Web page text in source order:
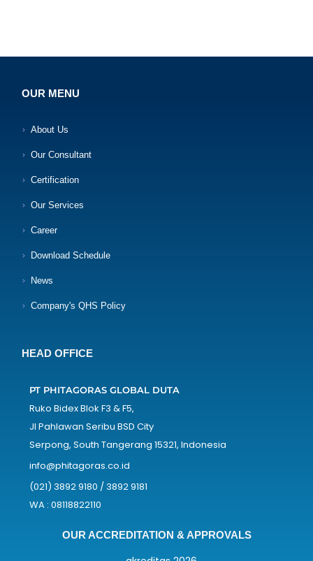
OUR MENU
About Us
Our Consultant
Certification
Our Services
Career
Download Schedule
News
Company's QHS Policy
HEAD OFFICE
PT PHITAGORAS GLOBAL DUTA
Ruko Bidex Blok F3 & F5,
Jl Pahlawan Seribu BSD City
Serpong, South Tangerang 15321, Indonesia
info@phitagoras.co.id
(021) 3892 9180 / 3892 9181
WA : 08118822110
OUR ACCREDITATION & APPROVALS